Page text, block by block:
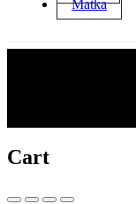
Matka
Cart